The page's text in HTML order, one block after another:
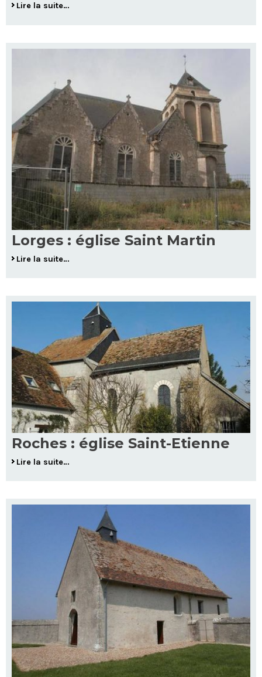
Lire la suite…
Lorges : église Saint Martin
Lire la suite…
Roches : église Saint-Etienne
Lire la suite…